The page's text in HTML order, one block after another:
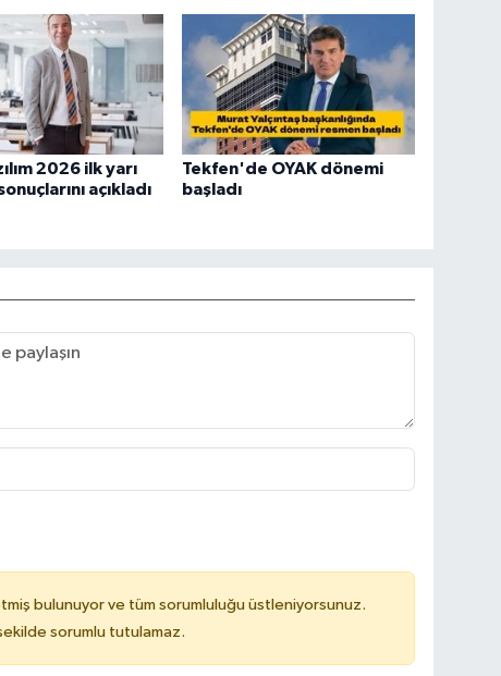
2026 ilk yarı
açıkladı
Tekfen'de OYAK dönemi
başladı
bulunuyor ve tüm sorumluluğu üstleniyorsunuz.
sorumlu tutulamaz.